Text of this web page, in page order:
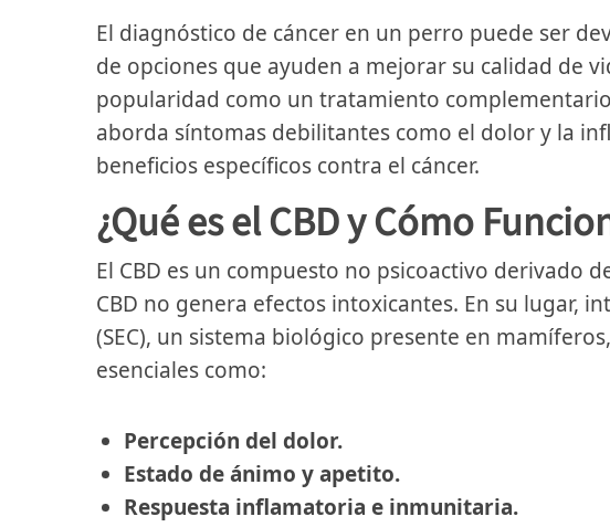
El diagnóstico de cáncer en un perro puede ser
de opciones que ayuden a mejorar su calidad de
popularidad como un tratamiento
aborda síntomas debilitantes como el dolor y la
beneficios específicos contra el cáncer.
¿Qué es el CBD y Cómo
El CBD es un compuesto no psicoactivo derivado
CBD no genera efectos intoxicantes. En su lugar,
(SEC), un sistema biológico presente en
esenciales como:
Percepción del dolor.
Estado de ánimo y apetito.
Respuesta inflamatoria e inmunitaria.